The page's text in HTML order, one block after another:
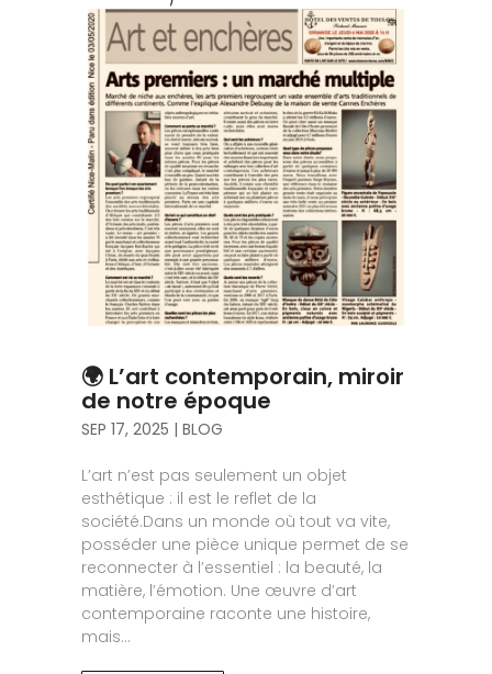
🌍 L’art contemporain, miroir
de notre époque
SEP 17, 2025 | BLOG
L’art n’est pas seulement un objet
esthétique : il est le reflet de la
société.Dans un monde où tout va vite,
posséder une pièce unique permet de se
reconnecter à l’essentiel : la beauté, la
matière, l’émotion. Une œuvre d’art
contemporaine raconte une histoire,
mais...